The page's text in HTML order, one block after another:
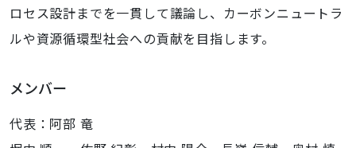
ロセス設計までを一貫して議論し、カーボンニュートラ
ルや資源循環型社会への貢献を目指します。
メンバー
代表：阿部 竜